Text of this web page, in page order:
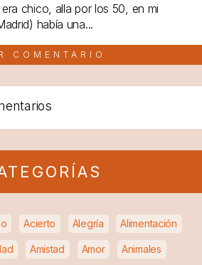
chico, alla por los 50, en mi
había una...
COMENTARIO
Acierto Alegría Alimentación
Amistad Amor Animales